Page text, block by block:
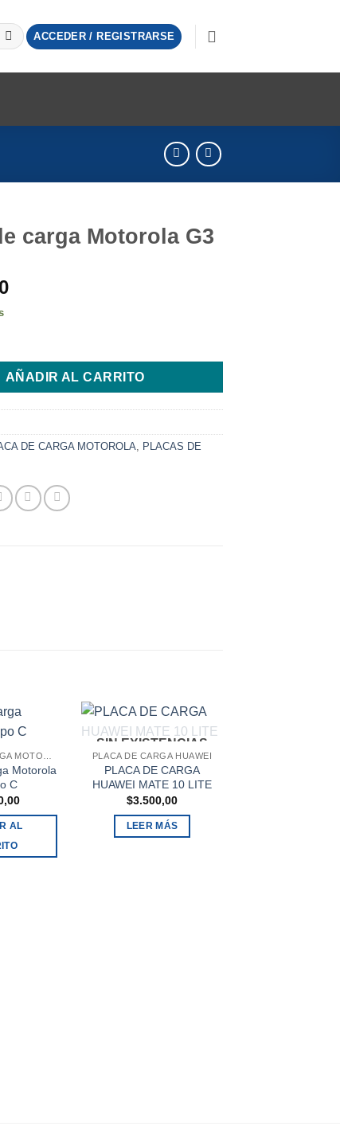
ACCEDER / REGISTRARSE
carga Motorola G3
Motorola G3 cantidad
AÑADIR AL CARRITO
DE CARGA MOTOROLA
PLACAS DE
Motorola
C
AL
SIN EXISTENCIAS
PLACA DE CARGA HUAWEI
PLACA DE CARGA
HUAWEI MATE 10 LITE
$3.500,00
LEER MÁS